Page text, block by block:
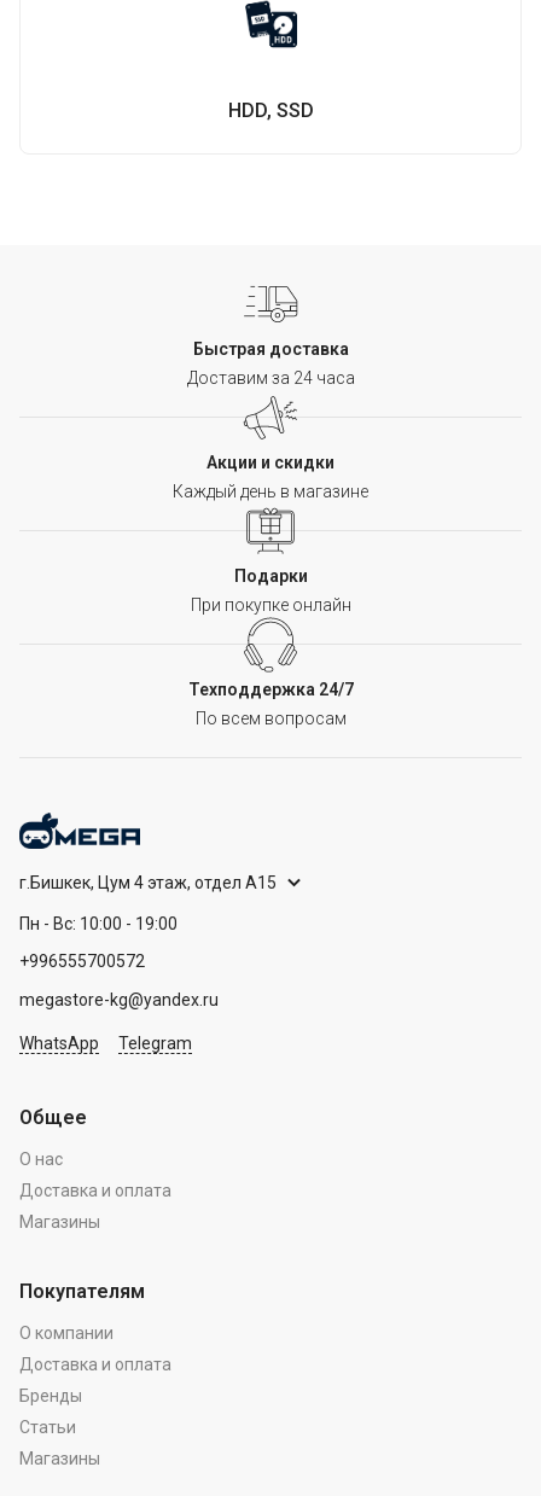
HDD, SSD
Быстрая доставка
Доставим за 24 часа
Акции и скидки
Каждый день в магазине
Подарки
При покупке онлайн
Техподдержка 24/7
По всем вопросам
г.Бишкек, Цум 4 этаж, отдел А15
Пн - Вс: 10:00 - 19:00
+996555700572
megastore-kg@yandex.ru
WhatsApp Telegram
Общее
О нас
Доставка и оплата
Магазины
Покупателям
О компании
Доставка и оплата
Бренды
Статьи
Магазины